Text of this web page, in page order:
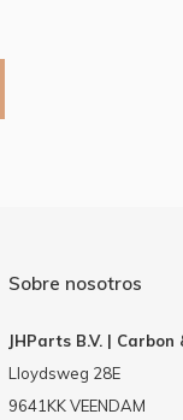
Sobre nosotros
JHParts B.V. |
Lloydsweg 28E
9641KK VEENDAM